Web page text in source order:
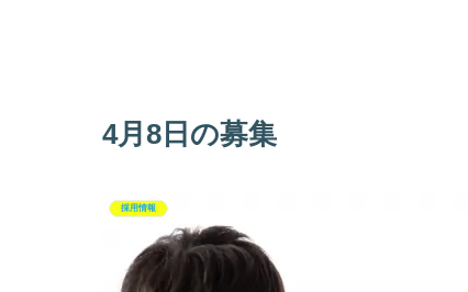
4月8日の募集
採用情報